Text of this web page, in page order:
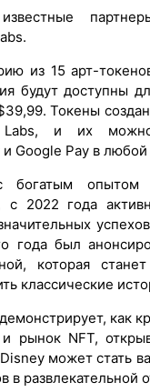
из 15 арт-
будут доступны
Токены
Labs, и их
Google Pay в
богатым опытом
с 2022 года
года был
которая
классические
как
рынок NFT,
может стать
в развлекательной